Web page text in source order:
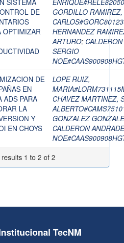
SISTEMA
DE
OPTIMIZAR
GORDILLO
HERNANDEZ
ARTURO;
SERGIO
DE
EN
ADS PARA
LA
Y
EN CHOYS
LOPE RUIZ,
CHAVEZ MARTINEZ,
GONZALEZ
CALDERON
1 to 2 of 2
TecNM